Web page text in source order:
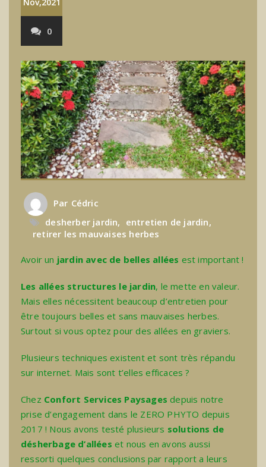
0
Par Cédric
desherber jardin, entretien de jardin,
retirer les mauvaises herbes
Avoir un jardin avec de belles allées est important !
Les allées structures le jardin, le mette en valeur.
Mais elles nécessitent beaucoup d’entretien pour
être toujours belles et sans mauvaises herbes.
Surtout si vous optez pour des allées en graviers.
Plusieurs techniques existent et sont très répandu
sur internet. Mais sont t’elles efficaces ?
Chez Confort Services Paysages depuis notre
prise d’engagement dans le ZERO PHYTO depuis
2017 ! Nous avons testé plusieurs solutions de
désherbage d’allées et nous en avons aussi
ressorti quelques conclusions par rapport a leurs